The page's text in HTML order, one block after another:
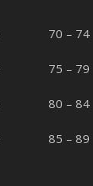
70 – 74
75 – 79
80 – 84
85 – 89